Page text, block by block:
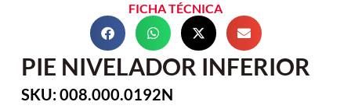
FICHA TÉCNICA
PIE NIVELADOR INFERIOR
SKU: 008.000.0192N